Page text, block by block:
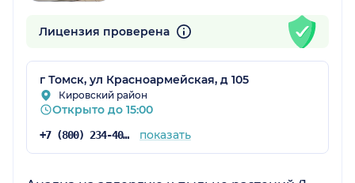
Лицензия проверена
г Томск, ул Красноармейская, д 105
Кировский район
Открыто до 15:00
+7 (800) 234-40-50 показать